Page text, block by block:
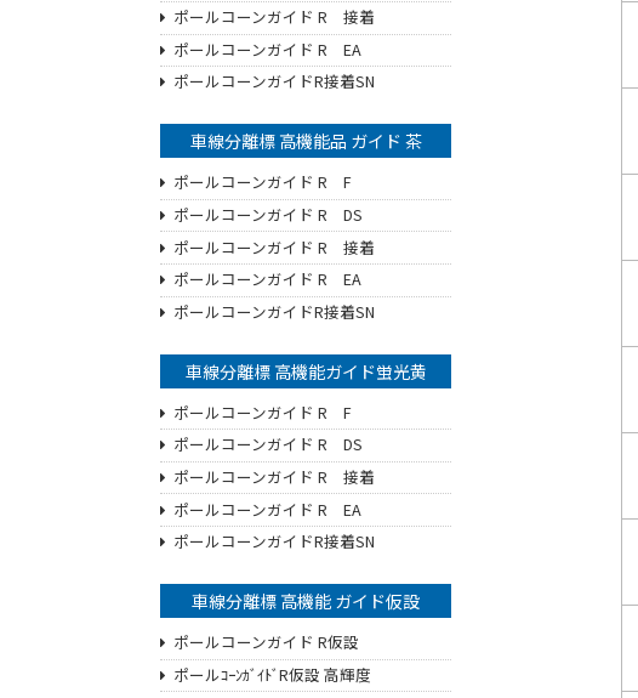
ポールコーンガイド R 接着
ポールコーンガイド R EA
ポールコーンガイドR接着SN
車線分離標 高機能品 ガイド 茶
ポールコーンガイド R F
ポールコーンガイド R DS
ポールコーンガイド R 接着
ポールコーンガイド R EA
ポールコーンガイドR接着SN
車線分離標 高機能ガイド蛍光黄
ポールコーンガイド R F
ポールコーンガイド R DS
ポールコーンガイド R 接着
ポールコーンガイド R EA
ポールコーンガイドR接着SN
車線分離標 高機能 ガイド仮設
ポールコーンガイド R仮設
ポールｺｰﾝｶﾞｲﾄﾞR仮設 高輝度